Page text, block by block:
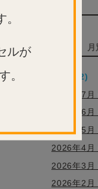
ルが
。
ARCHIVE
2026年 (12)
2026年7
2026年6
2026年5月
2026年4月
2026年3月
2026年2月